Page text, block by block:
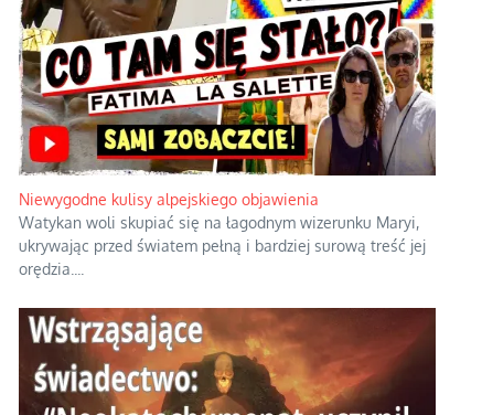
Niewygodne kulisy alpejskiego objawienia
Watykan woli skupiać się na łagodnym wizerunku Maryi,
ukrywając przed światem pełną i bardziej surową treść jej
orędzia.